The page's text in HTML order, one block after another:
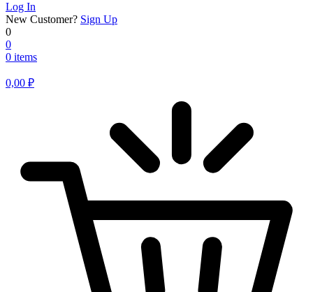
Log In
New Customer? Sign Up
0
0
0 items
0,00 ₽